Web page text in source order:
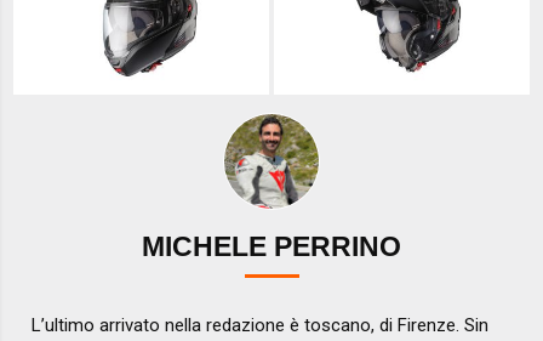
MICHELE PERRINO
L’ultimo arrivato nella redazione è toscano, di Firenze. Sin